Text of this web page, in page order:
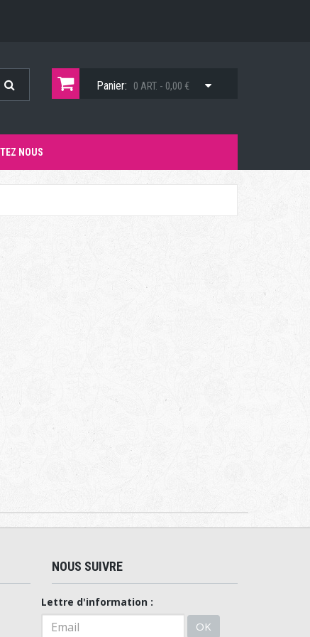
Panier: 0 ART. - 0,00 €
NOUS
NOUS SUIVRE
Lettre d'information :
OK